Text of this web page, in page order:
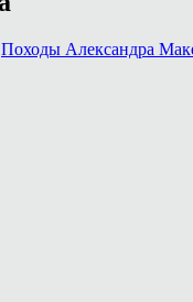
Походы Александра